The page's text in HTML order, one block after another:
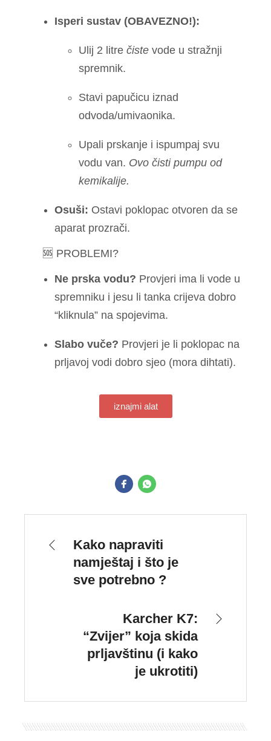
Isperi sustav (OBAVEZNO!):
Ulij 2 litre čiste vode u stražnji
spremnik.
Stavi papučicu iznad
odvoda/umivaonika.
Upali prskanje i ispumpaj svu
vodu van. Ovo čisti pumpu od
kemikalije.
Osuši: Ostavi poklopac otvoren da se
aparat prozrači.
🆘 PROBLEMI?
Ne prska vodu? Provjeri ima li vode u
spremniku i jesu li tanka crijeva dobro
“kliknula” na spojevima.
Slabo vuče? Provjeri je li poklopac na
prljavoj vodi dobro sjeo (mora dihtati).
iznajmi alat
Kako napraviti
namještaj i što je
sve potrebno ?
Karcher K7:
“Zvijer” koja skida
prljavštinu (i kako
je ukrotiti)